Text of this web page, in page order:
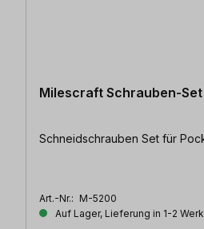
Milescraft Schrauben-
Schneidschrauben Set für
Art.-Nr.: M-5200
Auf Lager, Lieferung in 1-2